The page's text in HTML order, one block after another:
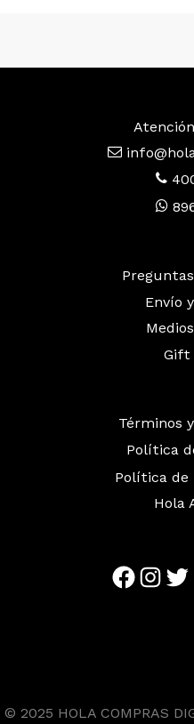
Envío
Gift
Términos
Política
Política de
Hola
© 2025 HOLA COMPRAS